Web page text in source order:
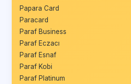
Papara Card
Paracard
Paraf Business
Paraf Eczacı
Paraf Esnaf
Paraf Kobi
Paraf Platinum